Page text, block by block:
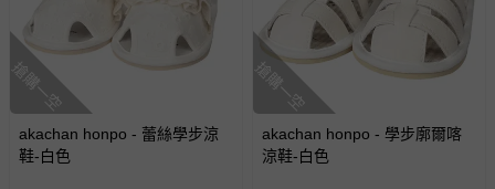
搶購一空
akachan honpo - 蕾絲學步涼
鞋-白色
搶購一空
akachan honpo - 學步廓爾喀
涼鞋-白色